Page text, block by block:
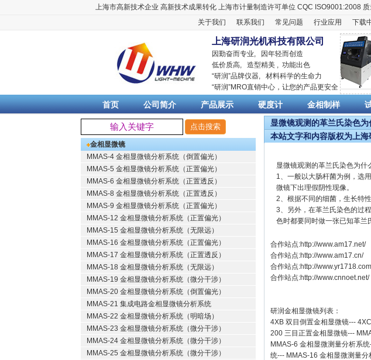
上海市高新技术企业 高新技术成果转化 上海市计量制造许可单位 CQC ISO9001:2008
关于我们
联系我们 常见问题 行业应用 下载
上海研润光机科技有限公司
因勤奋而专业, 因年轻而创造
低价质高, 造型精美 , 功能出色
“研润”品牌仪器, 材料科学的生命力
“研润”MRO直销中心，让您的产品更安全
首页 公司简介 产品展示 硬度计 金相制样
金相显微镜
MMAS-4 金相显微镜分析系统（倒置偏光）
MMAS-5 金相显微镜分析系统（正置偏光）
MMAS-6 金相显微镜分析系统（正置透反）
MMAS-8 金相显微镜分析系统（正置透反）
MMAS-9 金相显微镜分析系统（正置偏光）
MMAS-12 金相显微镜分析系统（正置偏光）
MMAS-15 金相显微镜分析系统（无限远）
MMAS-16 金相显微镜分析系统（正置偏光）
MMAS-17 金相显微镜分析系统（正置透反）
MMAS-18 金相显微镜分析系统（无限远）
MMAS-19 金相显微镜分析系统（微分干涉）
MMAS-20 金相显微镜分析系统（倒置偏光）
MMAS-21 集成电路金相显微镜分析系统
MMAS-22 金相显微镜分析系统（明暗场）
MMAS-23 金相显微镜分析系统（微分干涉）
MMAS-24 金相显微镜分析系统（微分干涉）
MMAS-25 金相显微镜分析系统（微分干涉）
显微镜观测的革兰氏染色
本站文字和内容版权为上
显微镜观测的革兰氏染色为什
1、一般以大肠杆菌为例，选
微镜下出理假阴性现像。
2、根据不同的细菌，生长特
3、另外，在革兰氏染色的过
色时都要同时做一张已知革兰
合作站点:http://www.am17.net/
合作站点:http://www.am17.cn/
合作站点:http://
合作站点:http://www.cnnoet.net/
研润金相显微镜列表：
4XB 双目倒置金相显微镜---
200 三目正置金相显微镜---
MMAS-6 金相显微测量分析系统
统--- MMAS-16 金相显微测量分